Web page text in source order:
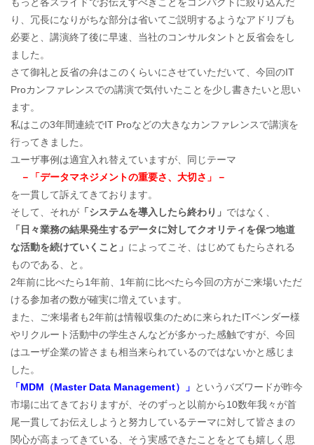
もっと各スライドでお伝えすべきことをコンパクトに絞り込んだ
り、冗長になりがちな部分は省いてご説明するようなアドリブも
必要と、講演終了後に早速、当社のコンサルタントと反省会をし
ました。
さて御礼と反省の弁はこのくらいにさせていただいて、今回のIT
Proカンファレンスでの講演で気付いたことを少し書きたいと思い
ます。
私はこの3年間連続でIT Proなどの大きなカンファレンスで講演を
行ってきました。
ユーザ事例は適宜入れ替えていますが、同じテーマ
－「データマネジメントの重要さ、大切さ」－
を一貫して訴えてきております。
そして、それが 「システムを導入したら終わり」 ではなく、
「日々業務の結果発生するデータに対してクオリティを保つ地道
な活動を続けていくこと」 によってこそ、はじめてもたらされる
ものである、と。
2年前に比べたら1年前、1年前に比べたら今回の方がご来場いただ
ける参加者の数が確実に増えています。
また、ご来場者も2年前は情報収集のために来られたITベンダー様
やリクルート活動中の学生さんなどが多かった感触ですが、今回
はユーザ企業の皆さまも相当来られているのではないかと感じま
した。
「MDM（Master Data Management）」 というバズワードが昨今
市場に出てきておりますが、そのずっと以前から10数年我々が首
尾一貫してお伝えしようと努力しているテーマに対して皆さまの
関心が高まってきている、そう実感できたことをとても嬉しく思